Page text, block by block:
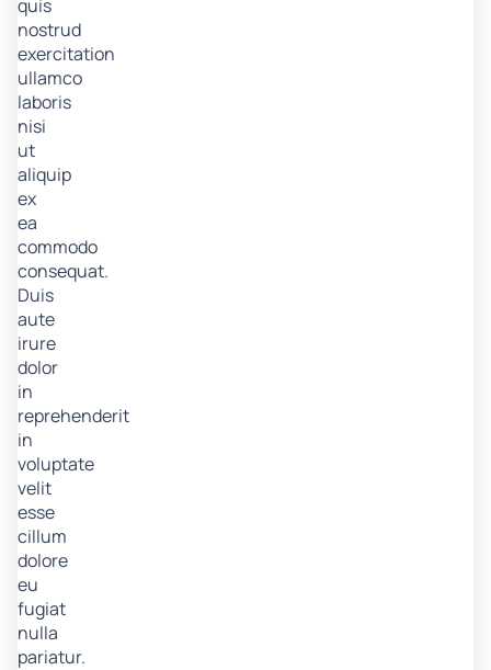
quis
nostrud
exercitation
ullamco
laboris
nisi
ut
aliquip
ex
ea
commodo
consequat.
Duis
aute
irure
dolor
in
reprehenderit
in
voluptate
velit
esse
cillum
dolore
eu
fugiat
nulla
pariatur.